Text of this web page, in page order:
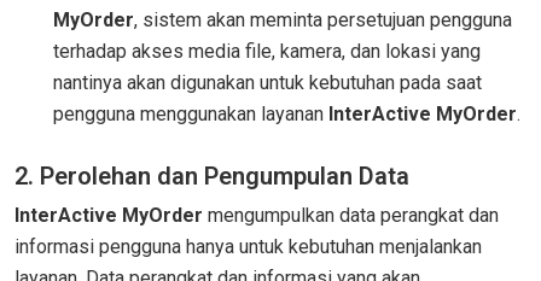
MyOrder, sistem akan meminta persetujuan pengguna
terhadap akses media file, kamera, dan lokasi yang
nantinya akan digunakan untuk kebutuhan pada saat
pengguna menggunakan layanan InterActive MyOrder.
2. Perolehan dan Pengumpulan Data
InterActive MyOrder mengumpulkan data perangkat dan
informasi pengguna hanya untuk kebutuhan menjalankan